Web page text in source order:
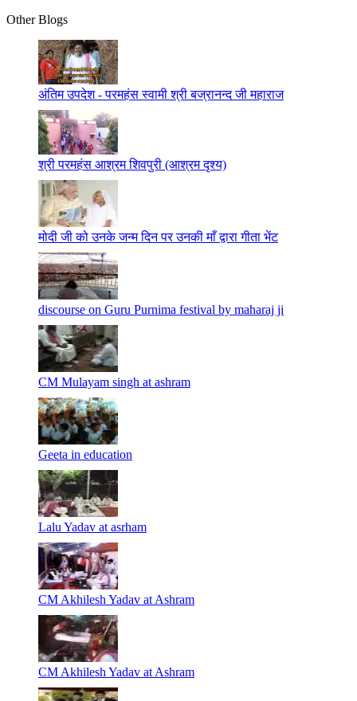
Other Blogs
अंतिम उपदेश - परमहंस स्वामी श्री बज्रानन्द जी महाराज
श्री परमहंस आश्रम शिवपुरी (आश्रम दृश्य)
मोदी जी को उनके जन्म दिन पर उनकी माँ द्वारा गीता भेंट
discourse on Guru Purnima festival by maharaj ji
CM Mulayam singh at ashram
Geeta in education
Lalu Yadav at asrham
CM Akhilesh Yadav at Ashram
CM Akhilesh Yadav at Ashram